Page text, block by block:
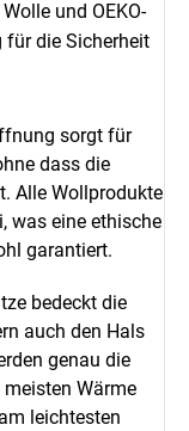
und OEKO-
für die Sicherheit
sorgt für
dass die
Alle Wollprodukte
was eine ethische
garantiert.
bedeckt die
auch den Hals
genau die
Wärme
leichtesten